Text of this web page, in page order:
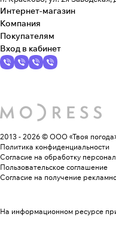
Интернет-магазин
Компания
Покупателям
Вход в кабинет
2013 - 2026 © ООО «Твоя
Политика конфиденциальности
Согласие на обработку
Пользовательское соглашение
Согласие на получение
На информационном ресурсе